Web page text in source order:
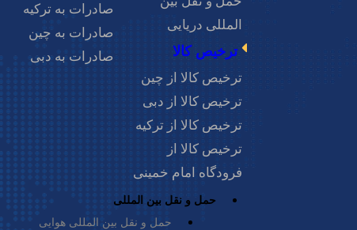
المللی دریایی
ترخیص کالا از چین
ترخیص کالا از دبی
ترخیص کالا از ترکیه
ترخیص کالا از
فرودگاه امام خمینی
ترخیص کالا
صادرات به ترکیه
صادرات به چین
صادرات به دبی
حمل و نقل بین المللی
حمل و نقل بین المللی هوایی
شما موفقیت بیشتری داشته و ضرر و زیان مالی به حداقل خواهد
کردید، نوبت آن است که برای مشتریان پروفرما صادر کنید و
که با درنظرگرفتن قوانین تجارت بین‌المللی میان خود و خریدار